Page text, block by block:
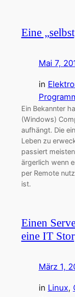
Eine
Mai 7,
in
Ein Bekannter
(Windows)
aufhängt. Die
Leben zu
passiert
ärgerlich wenn
per Remote
ist.
Einen
eine IT
März 1,
in Linux,